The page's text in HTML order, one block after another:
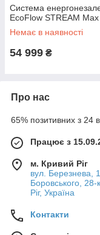
Система
EcoFlow STREAM Max
Немає в наявності
54 999 ₴
Про нас
65% позитивних з 24
Працює з
м. Кривий Ріг
вул. Березнева,
Боровського, 28-
Ріг, Україна
Контакти